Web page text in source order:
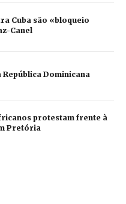
Cuba são «bloqueio
Canel
Dominicana
protestam frente à
Pretória